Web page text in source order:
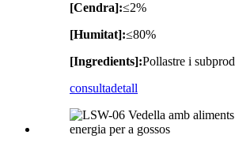
[Cendra]:≤2%
[Humitat]:≤80%
[Ingredients]:Pollastre i
consultadetall